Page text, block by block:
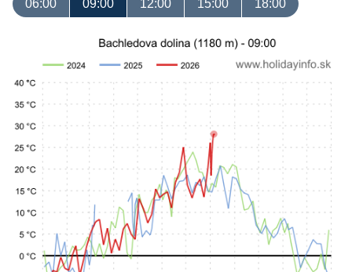
06:00 09:00 12:00 15:00 18:00